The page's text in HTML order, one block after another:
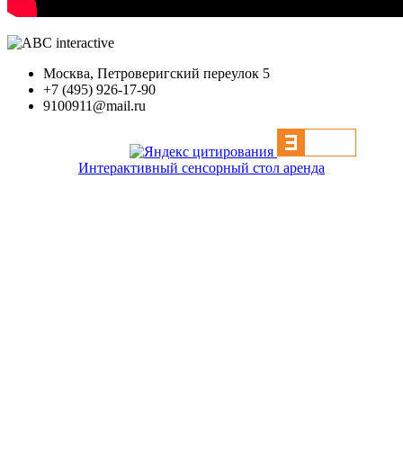
Москва, Петроверигский переулок 5
+7 (495) 926-17-90
9100911@mail.ru
Интерактивный сенсорный стол аренда